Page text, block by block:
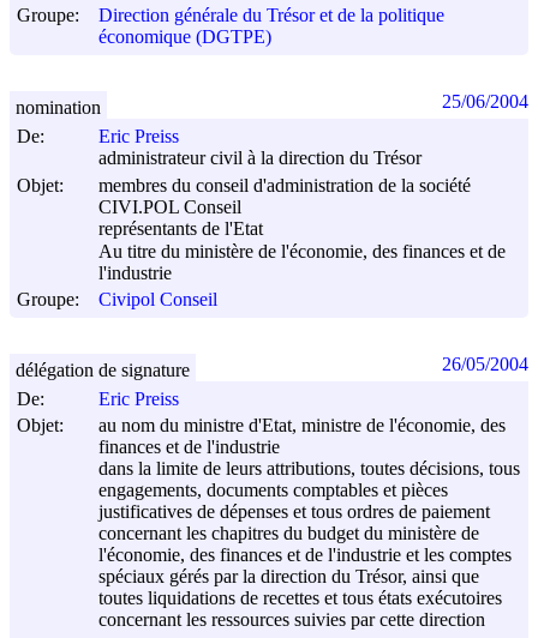
Groupe:
Direction générale du Trésor et de la politique
économique (DGTPE)
De:
Eric Preiss
administrateur civil à la direction du Trésor
Objet:
membres du conseil d'administration de la société
CIVI.POL Conseil
représentants de l'Etat
Au titre du ministère de l'économie, des finances et de
l'industrie
Groupe:
Civipol Conseil
nomination 25/06/2004
De:
Eric Preiss
Objet:
au nom du ministre d'Etat, ministre de l'économie, des
finances et de l'industrie
dans la limite de leurs attributions, toutes décisions, tous
engagements, documents comptables et pièces
justificatives de dépenses et tous ordres de paiement
concernant les chapitres du budget du ministère de
l'économie, des finances et de l'industrie et les comptes
spéciaux gérés par la direction du Trésor, ainsi que
toutes liquidations de recettes et tous états exécutoires
concernant les ressources suivies par cette direction
délégation de signature 26/05/2004